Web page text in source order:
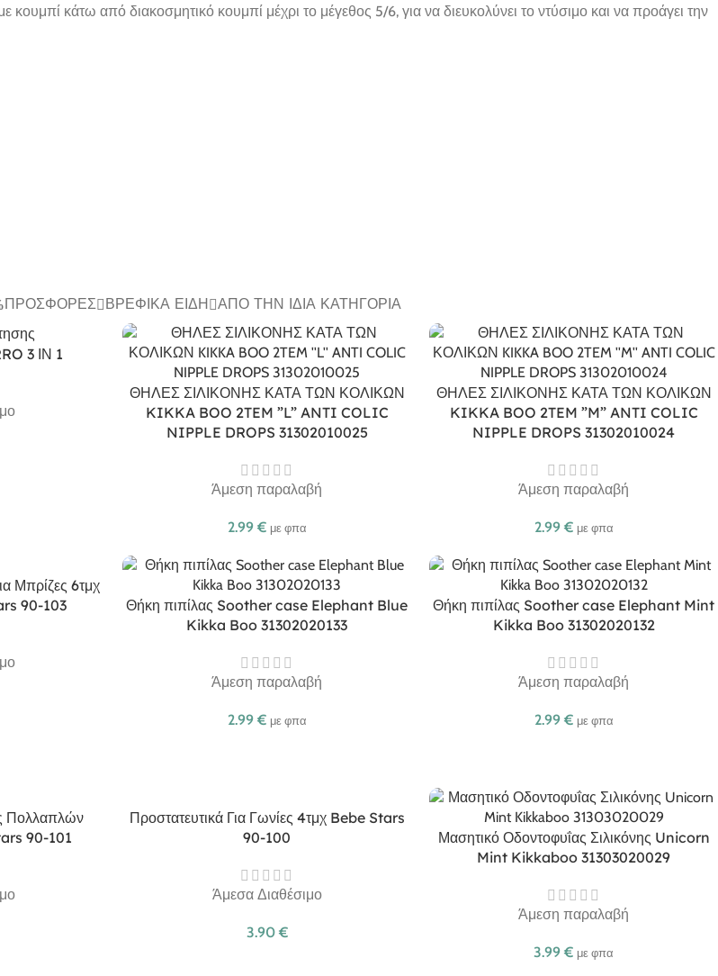
κάτω από διακοσμητικό κουμπί μέχρι το μέγεθος 5/6, για να διευκολύνει το ντύσιμο και να προάγει την
ΠΡΟΣΦΟΡΈΣ ΒΡΕΦΙΚΆ ΕΊΔΗ ΑΠΌ ΤΗΝ ΊΔΙΑ ΚΑΤΗΓΟΡΊΑ
3 ΙΝ 1
ΘΗΛΕΣ ΣΙΛΙΚΟΝΗΣ ΚΑΤΑ ΤΩΝ ΚΟΛΙΚΩΝ
KIKKA BOO 2TEM ”L” ANTI COLIC
NIPPLE DROPS 31302010025
Άμεση παραλαβή
2.99 € με φπα
ΘΗΛΕΣ ΣΙΛΙΚΟΝΗΣ ΚΑΤΑ ΤΩΝ ΚΟΛΙΚΩΝ
KIKKA BOO 2TEM ”M” ANTI COLIC
NIPPLE DROPS 31302010024
Άμεση παραλαβή
2.99 € με φπα
Μπρίζες 6τμχ
90-103
Θήκη πιπίλας Soother case Elephant Blue
Kikka Boo 31302020133
Άμεση παραλαβή
2.99 € με φπα
Θήκη πιπίλας Soother case Elephant Mint
Kikka Boo 31302020132
Άμεση παραλαβή
2.99 € με φπα
Πολλαπλών
90-101
Προστατευτικά Για Γωνίες 4τμχ Bebe Stars
90-100
Άμεσα Διαθέσιμο
3.90 €
Μασητικό Οδοντοφυΐας Σιλικόνης Unicorn
Mint Kikkaboo 31303020029
Άμεση παραλαβή
3.99 € με φπα